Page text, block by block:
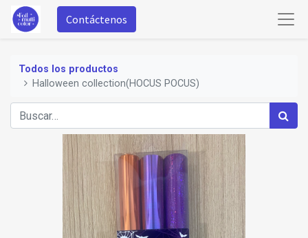
Contáctenos
Todos los productos
Halloween collection(HOCUS POCUS)